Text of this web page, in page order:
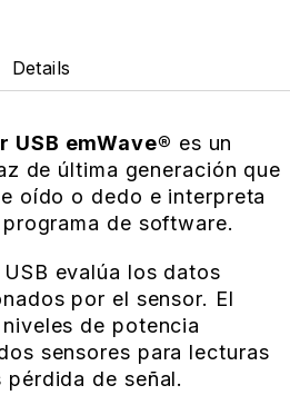
Details
USB emWave® es un
de última generación que
oído o dedo e interpreta
de software.
evalúa los datos
por el sensor. El
de potencia
sensores para lecturas
pérdida de señal.